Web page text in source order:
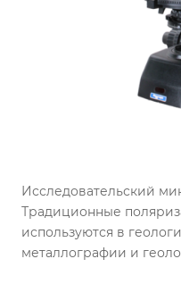
Исследовательский
Традиционные
используются в
металлографии и